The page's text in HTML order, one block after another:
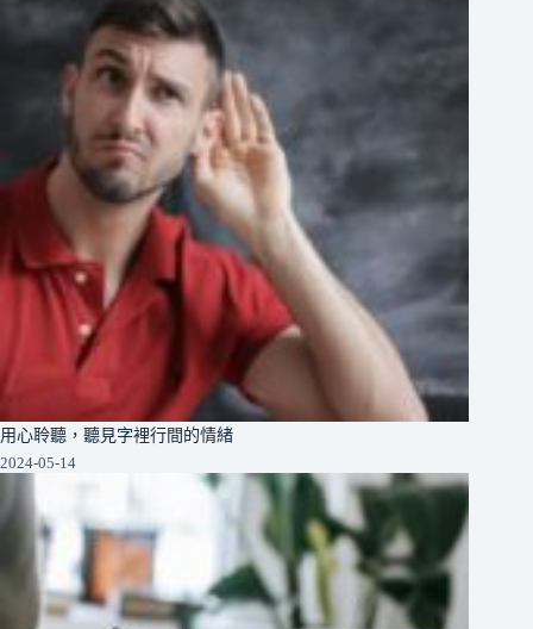
用心聆聽，聽見字裡行間的情緒
2024-05-14